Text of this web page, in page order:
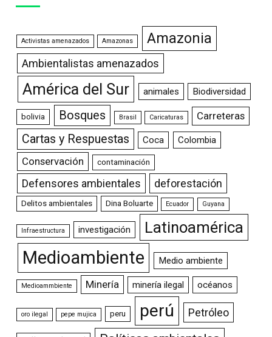
Activistas amenazados Amazonas Amazonia
Ambientalistas amenazados
América del Sur animales Biodiversidad
bolivia Bosques Brasil Caricaturas Carreteras
Cartas y Respuestas Coca Colombia
Conservación contaminación
Defensores ambientales deforestación
Delitos ambientales Dina Boluarte Ecuador Guyana
Infraestructura investigación Latinoamérica
Medioambiente Medio ambiente
Medioammbiente Minería minería ilegal océanos
oro ilegal pepe mujica peru perú Petróleo